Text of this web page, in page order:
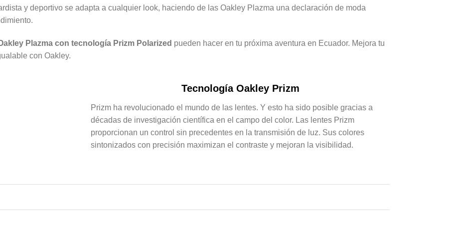
y deportivo se adapta a cualquier look, haciendo de las Oakley Plazma una declaración de moda
Plazma con tecnología Prizm Polarized pueden hacer en tu próxima aventura en Ecuador. Mejora tu
con Oakley.
Tecnología Oakley Prizm
Prizm ha revolucionado el mundo de las lentes. Y esto ha sido posible gracias a
décadas de investigación científica en el campo del color. Las lentes Prizm
proporcionan un control sin precedentes en la transmisión de luz. Sus colores
sintonizados con precisión maximizan el contraste y mejoran la visibilidad.